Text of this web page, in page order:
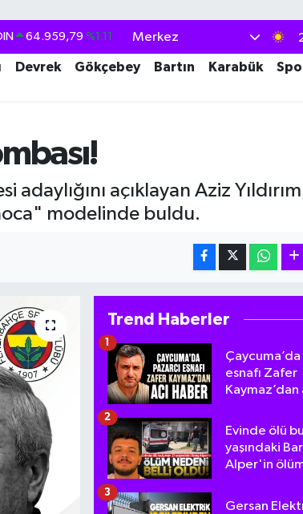
64.959,79 %1.11
47,7436 %0.18
6660.55 %0.03
Merkez
Devrek Gökçebey Bartın Karabük
açıklayan Aziz
modelinde buldu.
Trend Haberler
Çaycuma’da
esnafı Zafer
Kaymaz’dan
1
Evinde ölü
yaşındaki
Alper'in
2
Gersan
3